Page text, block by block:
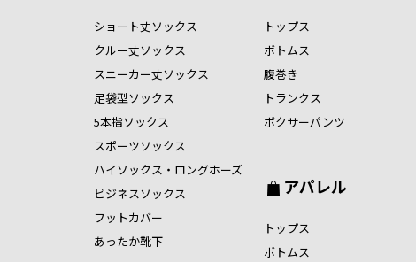
ショート丈ソックス
クルー丈ソックス
スニーカー丈ソックス
足袋型ソックス
5本指ソックス
スポーツソックス
ハイソックス・ロングホーズ
ビジネスソックス
フットカバー
あったか靴下
トップス
ボトムス
腹巻き
トランクス
ボクサーパンツ
アパレル
トップス
ボトムス